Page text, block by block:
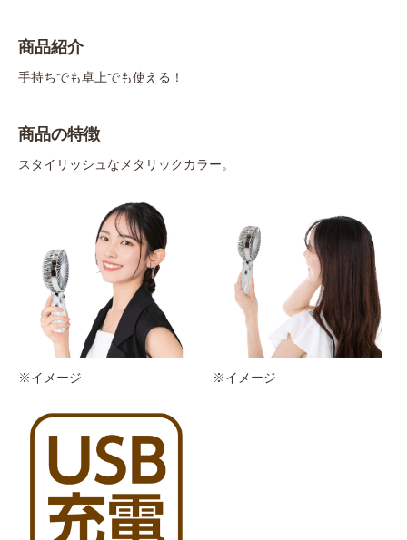
商品紹介
手持ちでも卓上でも使える！
商品の特徴
スタイリッシュなメタリックカラー。
※イメージ ※イメージ